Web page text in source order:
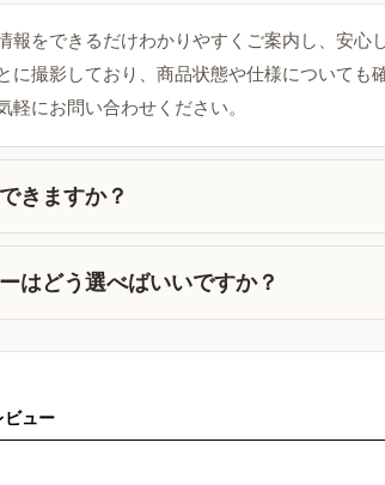
報をできるだけわかりやすくご案内し、安
に撮影しており、商品状態や仕様についても
軽にお問い合わせください。
きますか？
はどう選べばいいですか？
ビュー